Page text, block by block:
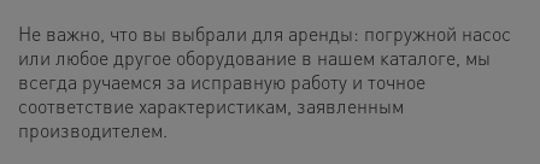
Не важно, что вы выбрали для аренды: погружной насос
или любое другое оборудование в нашем каталоге, мы
всегда ручаемся за исправную работу и точное
соответствие характеристикам, заявленным
производителем.